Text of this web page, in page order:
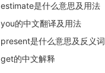
estimate是什么意思及用法
you的中文翻译及用法
present是什么意思及反义词
get的中文解释